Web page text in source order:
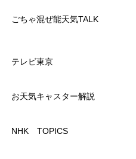
ごちゃ混ぜ能天気TALK
テレビ東京
お天気キャスター解説
NHK TOPICS